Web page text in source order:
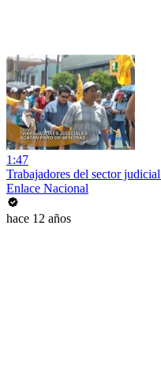
1:47
Trabajadores del sector
Enlace Nacional
hace 12 años